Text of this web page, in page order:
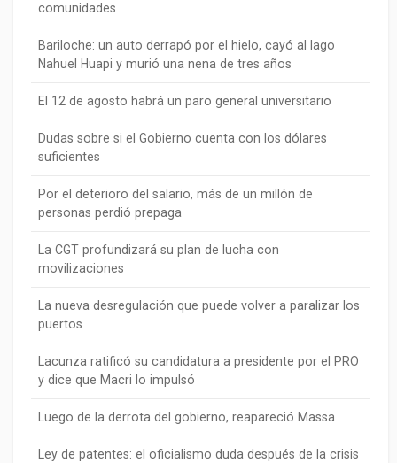
comunidades
Bariloche: un auto derrapó por el hielo, cayó al lago
Nahuel Huapi y murió una nena de tres años
El 12 de agosto habrá un paro general universitario
Dudas sobre si el Gobierno cuenta con los dólares
suficientes
Por el deterioro del salario, más de un millón de
personas perdió prepaga
La CGT profundizará su plan de lucha con
movilizaciones
La nueva desregulación que puede volver a paralizar los
puertos
Lacunza ratificó su candidatura a presidente por el PRO
y dice que Macri lo impulsó
Luego de la derrota del gobierno, reapareció Massa
Ley de patentes: el oficialismo duda después de la crisis